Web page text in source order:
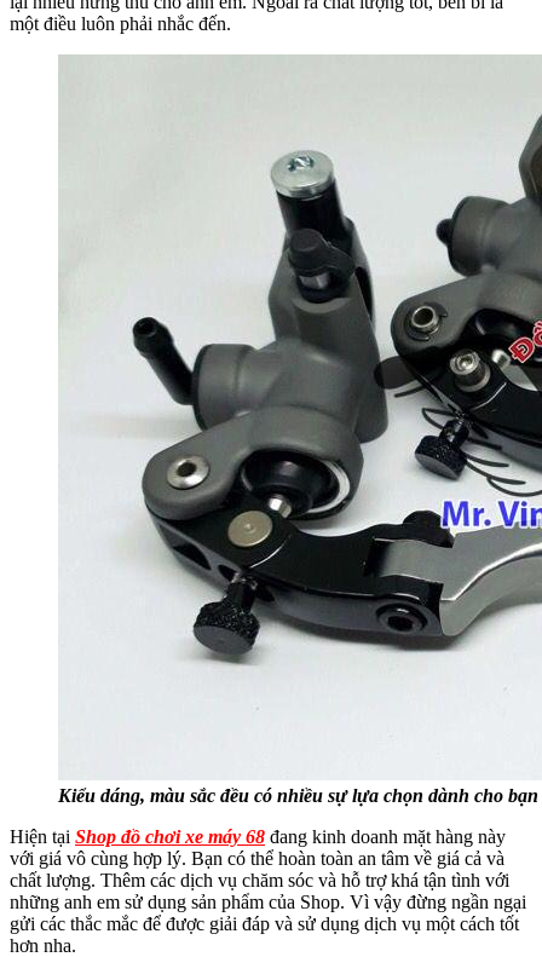
một điều luôn phải nhắc đến.
Kiểu dáng, màu sắc đều có nhiều sự lựa chọn dành cho bạn
Hiện tại Shop đồ chơi xe máy 68 đang kinh doanh mặt hàng này
với giá vô cùng hợp lý. Bạn có thể hoàn toàn an tâm về giá cả và
chất lượng. Thêm các dịch vụ chăm sóc và hỗ trợ khá tận tình với
những anh em sử dụng sản phẩm của Shop. Vì vậy đừng ngần ngại
gửi các thắc mắc để được giải đáp và sử dụng dịch vụ một cách tốt
hơn nha.